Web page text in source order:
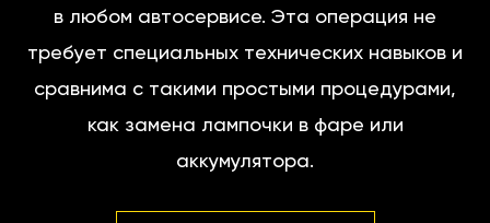
в любом автосервисе. Эта операция не
требует специальных технических навыков и
сравнима с такими простыми процедурами,
как замена лампочки в фаре или
аккумулятора.